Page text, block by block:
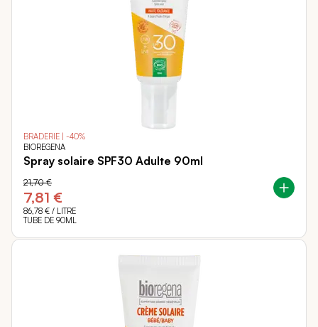
BRADERIE | -40%
BIOREGENA
Spray solaire SPF30 Adulte 90ml
7,81 €
21,70 €
86,78 € / LITRE
TUBE DE 90ML